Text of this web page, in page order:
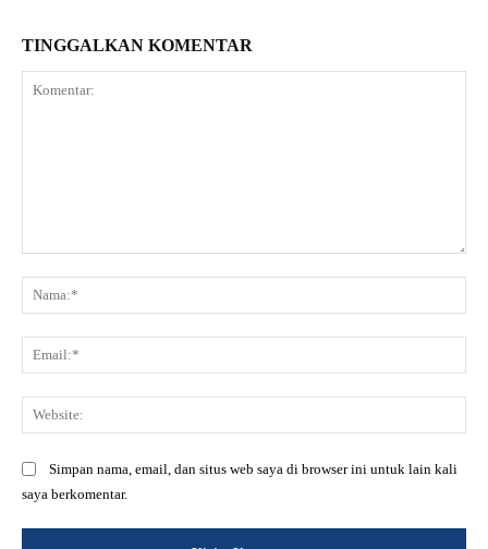
TINGGALKAN KOMENTAR
Simpan nama, email, dan situs web saya di browser ini untuk lain kali
saya berkomentar.